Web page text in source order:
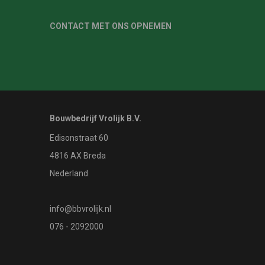
CONTACT MET ONS OPNEMEN
Bouwbedrijf Vrolijk B.V.
Edisonstraat 60
4816 AX Breda
Nederland
info@bbvrolijk.nl
076 - 2092000